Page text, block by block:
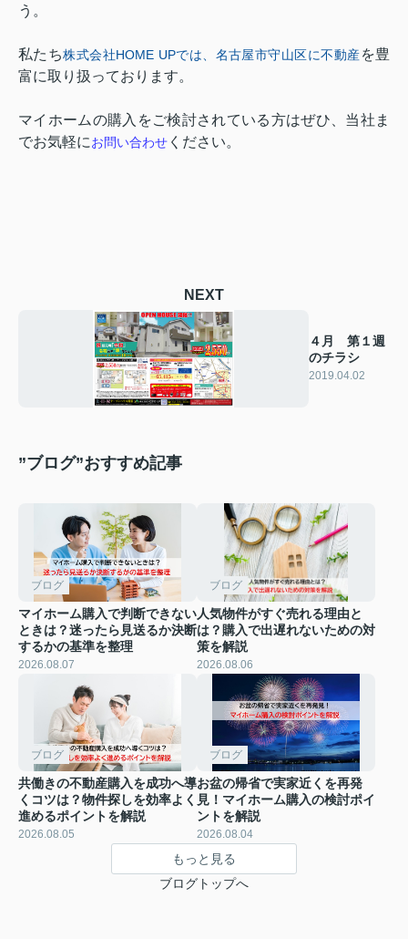
う。
私たち株式会社HOME UPでは、名古屋市守山区に不動産を豊
富に取り扱っております。
マイホームの購入をご検討されている方はぜひ、当社ま
でお気軽にお問い合わせ ください。
NEXT
４月 第１週
のチラシ
2019.04.02
”ブログ”おすすめ記事
ブログ
マイホーム購入で判断できない
ときは？迷ったら見送るか決断
するかの基準を整理
2026.08.07
ブログ
人気物件がすぐ売れる理由と
は？購入で出遅れないための対
策を解説
2026.08.06
ブログ
共働きの不動産購入を成功へ導
くコツは？物件探しを効率よく
進めるポイントを解説
2026.08.05
ブログ
お盆の帰省で実家近くを再発
見！マイホーム購入の検討ポイ
ントを解説
2026.08.04
もっと見る
ブログトップへ